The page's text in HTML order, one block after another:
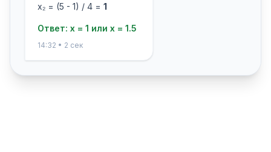
x₂ = (5 - 1) / 4 = 1
Ответ: x = 1 или x = 1.5
14:32 • 2 сек